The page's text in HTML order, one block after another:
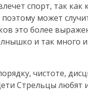
спорт, так как
может
это более
и так много
чистоте,
Стрельцы любят